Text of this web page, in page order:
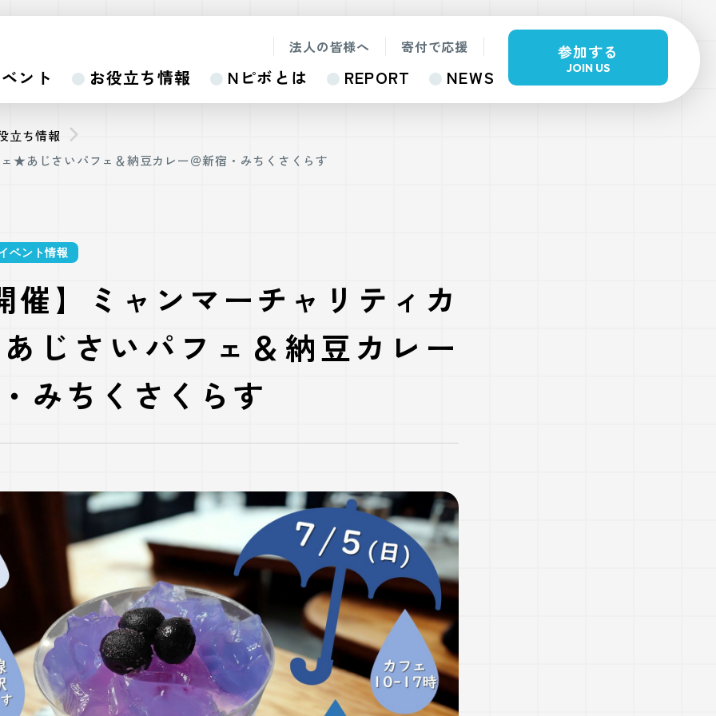
法人の皆様へ 寄付で応援
ント お役立ち情報 Nピボとは REPORT NEWS
参加する
JOIN US
立ち情報
★あじさいパフェ＆納豆カレー＠新宿・みちくさくらす
ベント情報
催】ミャンマーチャリティカ
じさいパフェ＆納豆カレー
みちくさくらす